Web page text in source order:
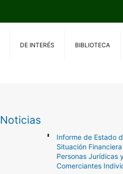
DE INTERÉS BIBLIOTECA
Noticias
Informe de Estado
Situación Financiera
Personas Jurídicas
Comerciantes